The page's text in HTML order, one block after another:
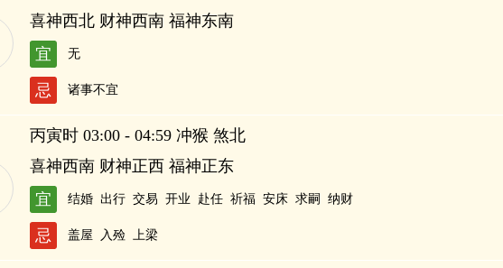
喜神西北 财神西南 福神东南
宜
无
忌 诸事不宜
丙寅时 03:00 - 04:59 冲猴 煞北
喜神西南 财神正西 福神正东
宜
结婚 出行 交易 开业 赴任 祈福 安床 求嗣 纳财
忌 盖屋 入殓 上梁